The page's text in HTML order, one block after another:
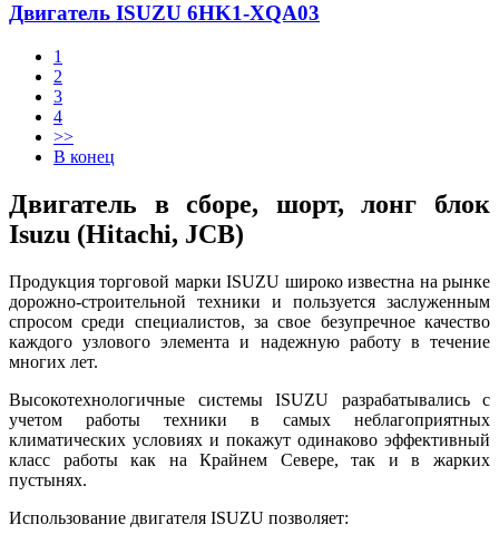
Двигатель ISUZU 6HK1-XQA03
1
2
3
4
>>
В конец
Двигатель в сборе, шорт, лонг блок
Isuzu (Hitachi, JCB)
Продукция торговой марки ISUZU широко известна на рынке
дорожно-строительной техники и пользуется заслуженным
спросом среди специалистов, за свое безупречное качество
каждого узлового элемента и надежную работу в течение
многих лет.
Высокотехнологичные системы ISUZU разрабатывались с
учетом работы техники в самых неблагоприятных
климатических условиях и покажут одинаково эффективный
класс работы как на Крайнем Севере, так и в жарких
пустынях.
Использование двигателя ISUZU позволяет: